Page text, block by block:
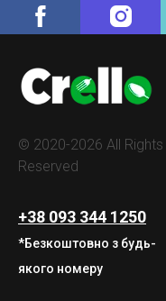
© 2020-2026 All Rights
Reserved
+38 093 344 1250
*Безкоштовно з будь-
якого номеру